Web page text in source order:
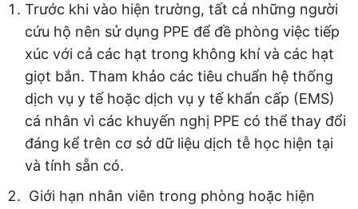
Trước khi vào hiện trường, tất cả những người
cứu hộ nên sử dụng PPE để đề phòng việc tiếp
xúc với cả các hạt trong không khí và các hạt
giọt bắn. Tham khảo các tiêu chuẩn hệ thống
dịch vụ y tế hoặc dịch vụ y tế khẩn cấp (EMS)
cá nhân vì các khuyến nghị PPE có thể thay đổi
đáng kể trên cơ sở dữ liệu dịch tễ học hiện tại
và tính sẵn có.
Giới hạn nhân viên trong phòng hoặc hiện